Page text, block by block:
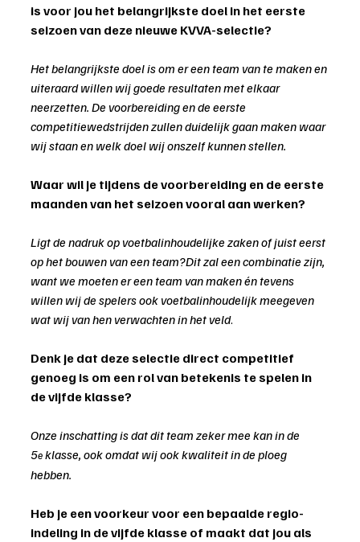
is voor jou het belangrijkste doel in het eerste
seizoen van deze nieuwe KVVA-selectie?
Het belangrijkste doel is om er een team van te maken en
uiteraard willen wij goede resultaten met elkaar
neerzetten. De voorbereiding en de eerste
competitiewedstrijden zullen duidelijk gaan maken waar
wij staan en welk doel wij onszelf kunnen stellen.
Waar wil je tijdens de voorbereiding en de eerste
maanden van het seizoen vooral aan werken?
Ligt de nadruk op voetbalinhoudelijke zaken of juist eerst
op het bouwen van een team?Dit zal een combinatie zijn,
want we moeten er een team van maken én tevens
willen wij de spelers ook voetbalinhoudelijk meegeven
wat wij van hen verwachten in het veld.
Denk je dat deze selectie direct competitief
genoeg is om een rol van betekenis te spelen in
de vijfde klasse?
Onze inschatting is dat dit team zeker mee kan in de
5e klasse, ook omdat wij ook kwaliteit in de ploeg
hebben.
Heb je een voorkeur voor een bepaalde regio-
indeling in de vijfde klasse of maakt dat jou als